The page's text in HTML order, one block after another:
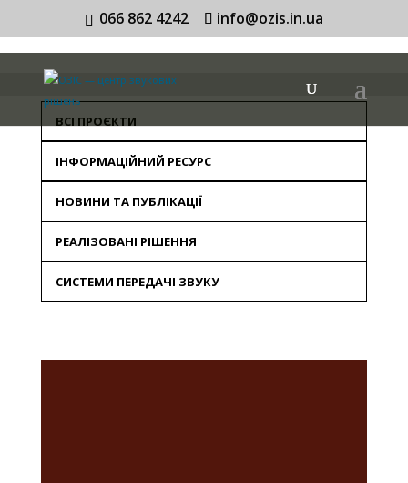
066 862 4242 info@ozis.in.ua
ВСІ ПРОЄКТИ
ІНФОРМАЦІЙНИЙ РЕСУРС
НОВИНИ ТА ПУБЛІКАЦІЇ
РЕАЛІЗОВАНІ РІШЕННЯ
СИСТЕМИ ПЕРЕДАЧІ ЗВУКУ